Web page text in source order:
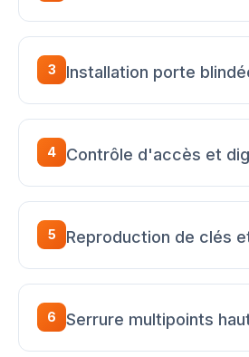
3 Installation porte
4 Contrôle d'accès et
5 Reproduction de clés
6 Serrure multipoints